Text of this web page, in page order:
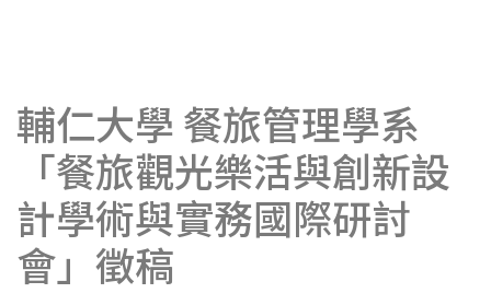
輔仁大學 餐旅管理學系
「餐旅觀光樂活與創新設
計學術與實務國際研討
會」徵稿